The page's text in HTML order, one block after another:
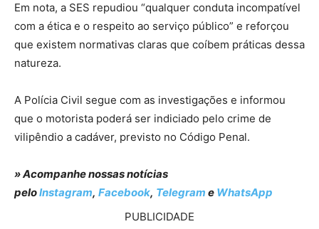
Em nota, a SES repudiou “qualquer conduta incompatível
com a ética e o respeito ao serviço público” e reforçou
que existem normativas claras que coíbem práticas dessa
natureza.
A Polícia Civil segue com as investigações e informou
que o motorista poderá ser indiciado pelo crime de
vilipêndio a cadáver, previsto no Código Penal.
» Acompanhe nossas notícias
peloInstagram, Facebook, Telegram e WhatsApp
PUBLICIDADE